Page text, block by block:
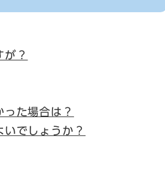
が？
た場合は？
でしょうか？